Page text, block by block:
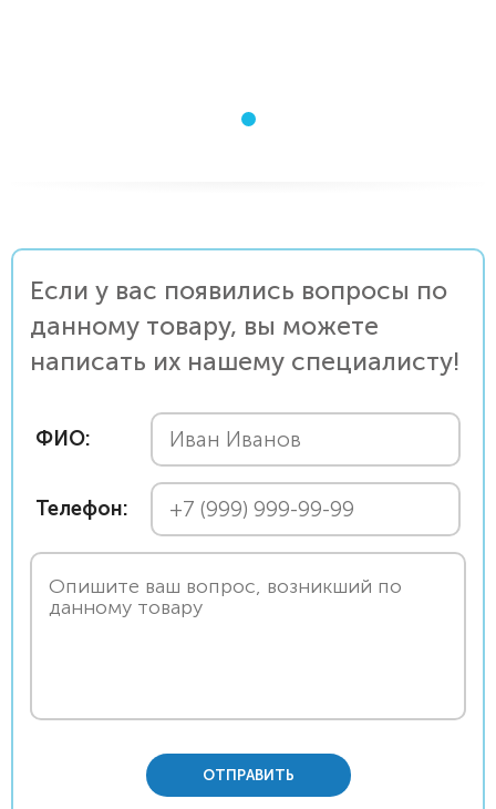
Если у вас появились вопросы по
данному товару, вы можете
написать их нашему специалисту!
ФИО:
Телефон:
ОТПРАВИТЬ